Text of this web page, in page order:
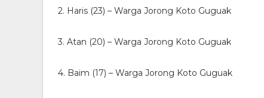
2. Haris (23) – Warga Jorong Koto Guguak
3. Atan (20) – Warga Jorong Koto Guguak
4. Baim (17) – Warga Jorong Koto Guguak